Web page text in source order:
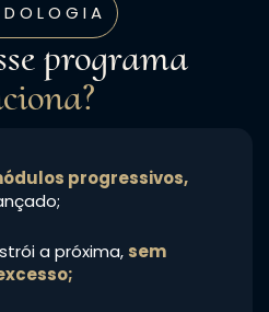
programa
progressivos,
a próxima, sem